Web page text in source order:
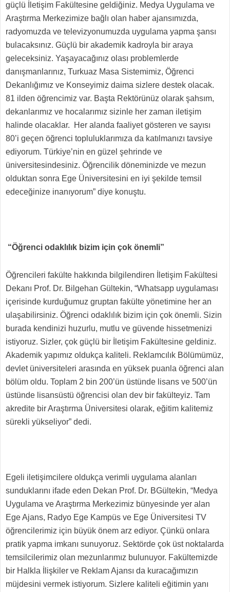
güçlü İletişim Fakültesine geldiğiniz. Medya Uygulama ve
Araştırma Merkezimize bağlı olan haber ajansımızda,
radyomuzda ve televizyonumuzda uygulama yapma şansı
bulacaksınız. Güçlü bir akademik kadroyla bir araya
geleceksiniz. Yaşayacağınız olası problemlerde
danışmanlarınız, Turkuaz Masa Sistemimiz, Öğrenci
Dekanlığımız ve Konseyimiz daima sizlere destek olacak.
81 ilden öğrencimiz var. Başta Rektörünüz olarak şahsım,
dekanlarımız ve hocalarımız sizinle her zaman iletişim
halinde olacaklar. Her alanda faaliyet gösteren ve sayısı
80’i geçen öğrenci topluluklarımıza da katılmanızı tavsiye
ediyorum. Türkiye’nin en güzel şehrinde ve
üniversitesindesiniz. Öğrencilik döneminizde ve mezun
olduktan sonra Ege Üniversitesini en iyi şekilde temsil
edeceğinize inanıyorum” diye konuştu.
“Öğrenci odaklılık bizim için çok önemli”
Öğrencileri fakülte hakkında bilgilendiren İletişim Fakültesi
Dekanı Prof. Dr. Bilgehan Gültekin, “Whatsapp uygulaması
içerisinde kurduğumuz gruptan fakülte yönetimine her an
ulaşabilirsiniz. Öğrenci odaklılık bizim için çok önemli. Sizin
burada kendinizi huzurlu, mutlu ve güvende hissetmenizi
istiyoruz. Sizler, çok güçlü bir İletişim Fakültesine geldiniz.
Akademik yapımız oldukça kaliteli. Reklamcılık Bölümümüz,
devlet üniversiteleri arasında en yüksek puanla öğrenci alan
bölüm oldu. Toplam 2 bin 200’ün üstünde lisans ve 500’ün
üstünde lisansüstü öğrencisi olan dev bir fakülteyiz. Tam
akredite bir Araştırma Üniversitesi olarak, eğitim kalitemiz
sürekli yükseliyor” dedi.
Egeli iletişimcilere oldukça verimli uygulama alanları
sunduklarını ifade eden Dekan Prof. Dr. BGültekin, “Medya
Uygulama ve Araştırma Merkezimiz bünyesinde yer alan
Ege Ajans, Radyo Ege Kampüs ve Ege Üniversitesi TV
öğrencilerimiz için büyük önem arz ediyor. Çünkü onlara
pratik yapma imkanı sunuyoruz. Sektörde çok üst noktalarda
temsilcilerimiz olan mezunlarımız bulunuyor. Fakültemizde
bir Halkla İlişkiler ve Reklam Ajansı da kuracağımızın
müjdesini vermek istiyorum. Sizlere kaliteli eğitimin yanı